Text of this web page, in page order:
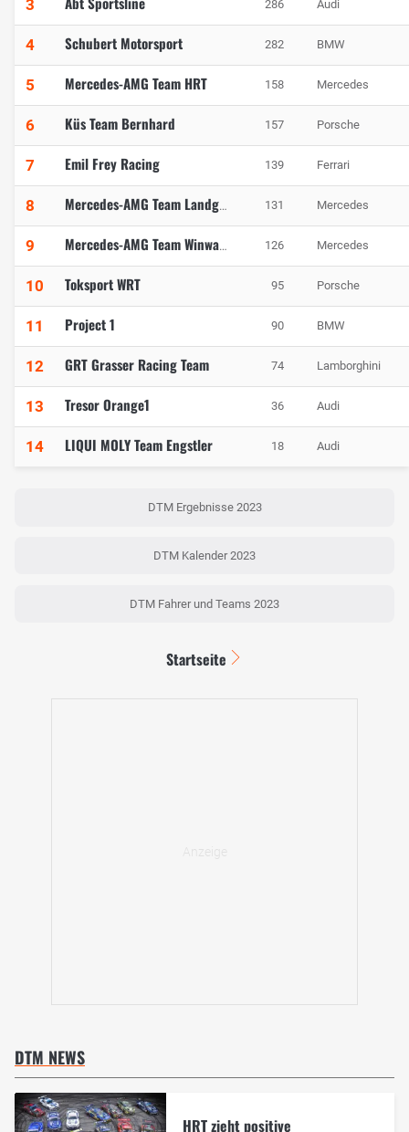
3 286 Audi
4 Schubert Motorsport 282 BMW
5 Mercedes-AMG Team HRT 158 Mercedes
6 Küs Team Bernhard 157 Porsche
7 Emil Frey Racing 139 Ferrari
8 Mercedes-AMG Team Landgraf 131 Mercedes
9 Mercedes-AMG Team Winward 126 Mercedes
10 Toksport WRT 95 Porsche
11 Project 1 90 BMW
12 GRT Grasser Racing Team 74 Lamborghini
13 Tresor Orange1 36 Audi
14 LIQUI MOLY Team Engstler 18 Audi
DTM Ergebnisse 2023
DTM Kalender 2023
DTM Fahrer und Teams 2023
Startseite
DTM NEWS
HRT zieht positive